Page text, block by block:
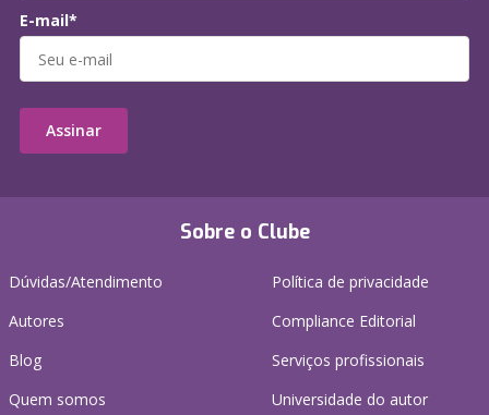
Sobre o Clube
Dúvidas/Atendimento
Autores
Blog
Quem somos
Política de privacidade
Compliance Editorial
Serviços profissionais
Universidade do autor
E-mail*
Assinar